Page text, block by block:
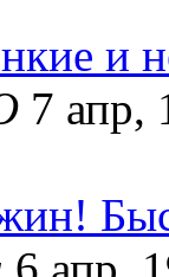
и
7 апр,